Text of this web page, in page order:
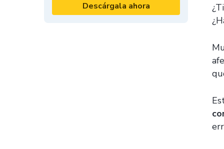
Descárgala ahora